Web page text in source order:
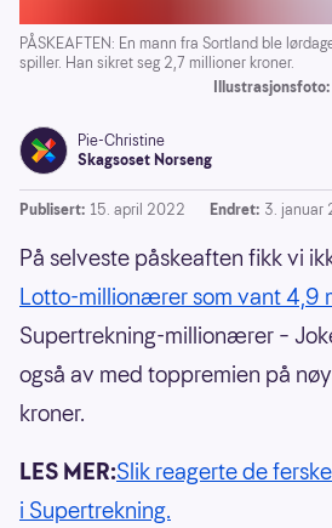
PÅSKEAFTEN: En mann fra Sortland ble
spiller. Han sikret seg 2,7 millioner kroner.
Pie-Christine
Skagsoset Norseng
Publisert: 15. april 2022 Endret: 3. januar
På selveste påskeaften fikk vi
Lotto-millionærer som vant 4,9
Supertrekning-millionærer –
også av med toppremien på
kroner.
LES MER:Slik reagerte de
i Supertrekning.